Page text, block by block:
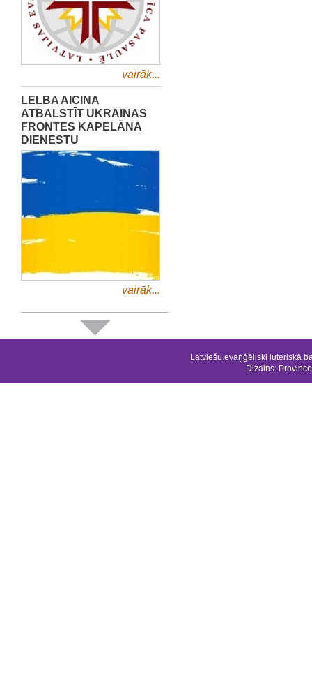
vairāk...
LELBA AICINA
ATBALSTĪT UKRAINAS
FRONTES KAPELĀNA
DIENESTU
vairāk...
Latviešu evaņģēliski luteriskā
Dizains: